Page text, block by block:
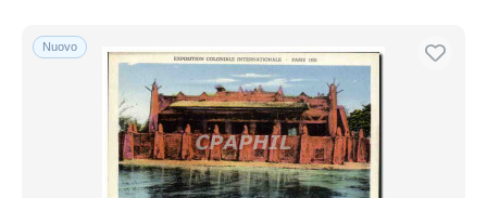
Nuovo